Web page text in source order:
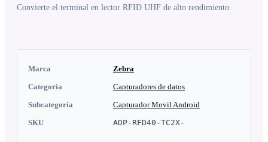
Convierte el terminal en lector RFID UHF de alto rendimiento.
Marca
Zebra
Categoria
Capturadores de datos
Subcategoria
Capturador Movil Android
SKU
ADP-RFD40-TC2X-